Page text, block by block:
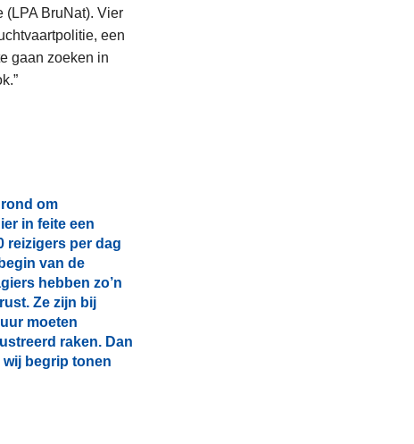
(LPA BruNat). Vier
een
gaan zoeken in
om
in feite een
reizigers per dag
van de
hebben zo’n
Ze zijn bij
moeten
raken. Dan
begrip tonen